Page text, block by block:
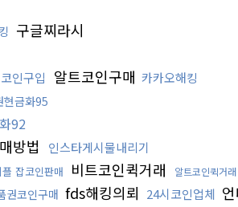
구글찌라시
인구입 알트코인구매 카카오해킹
현금화95
92
방법 인스타게시물내리기
잡코인판매 비트코인퀵거래 알트코인퀵거래
권코인구매 fds해킹의뢰 24시코인업체